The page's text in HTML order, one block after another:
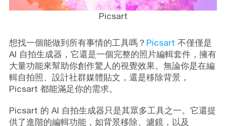
Picsart
想找一個能做到所有事情的工具嗎？ Picsart 不僅僅是
AI 自拍生成器，它還是一個完整的照片編輯套件，擁有
大量功能來幫助你創作驚人的視覺效果。無論你是在編
輯自拍照、設計社群媒體貼文，還是移除背景，
Picsart 都能滿足你的需求。
Picsart 的 AI 自拍生成器只是其眾多工具之一。它還提
供了進階的編輯功能，如背景移除、濾鏡，以及